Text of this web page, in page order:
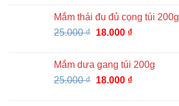
Mắm thái đu đủ cọng túi 200g
25.000₫ Giá
25.000 ₫.
18.000 ₫Giá
là:
18.000 ₫.
Mắm dưa gang túi 200g
25.000₫ Giá
18.000 ₫Giá